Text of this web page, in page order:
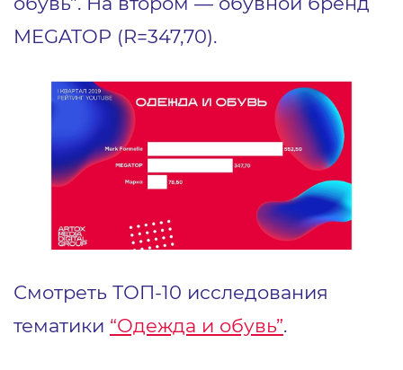
MEGATOP (R=347,70).
Смотреть ТОП-10 исследования
тематики “Одежда и обувь”.